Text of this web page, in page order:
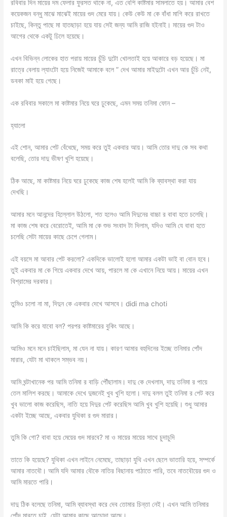
রবিবার দিন মায়ের দম ফেলার ফুরসত থাকে না, এত বেশি কাষ্টমার সামলাতে হয়। আমার বেশ
কয়েকজন বন্ধু মাঝে মাঝেই মায়ের গুদ মেরে যায়। কেউ কেউ মা কে বাঁধা মাগি করে রাখতে
চাইছে, কিন্তু পাছে মা হাতছাড়া হয়ে যায় সেই জন্য আমি রাজি হইনাই। মায়ের গুদ টাও
আগের থেকে একটু ঢিলে হয়েছে।
এখন বিভিন্ন লোকের হাত পরায় মায়ের চুঁচি দুটো খোলতাই হয়ে আকারে বড় হয়েছে। মা
রাত্রে বেলায় ল্যাংটো হয়ে নিজেই আমাকে বলে ” দেখ আমার মাইদুটো এখন আর চুঁচি নেই,
ডবকা মাই হয়ে গেছে।
এক রবিবার সকালে মা কাষ্টমার নিয়ে ঘরে ঢুকেছে, এমন সময় তনিমা ফোন –
হ্যালো
এই শোন, আমার পেট বেঁধেছে, সময় করে তুই একবার আয়। আমি তোর দাদু কে সব কথা
বলেছি, তোর দাদু ভীষণ খুশি হয়েছে।
ঠিক আছে, মা কাষ্টমার নিয়ে ঘরে ঢুকেছে কাজ শেষ হলেই আমি কি ব্যাবস্থা করা যায়
দেখছি।
আমার মনে আনন্দের হিল্লোল উঠলো, শত হলেও আমি দিদুনের বাচ্চা র বাবা হতে চলেছি।
মা কাজ শেষ করে বেরোতেই, আমি মা কে শুভ সংবাদ টা দিলাম, যদিও আমি যে বাবা হতে
চলেছি সেটা মায়ের কাছে চেপে গেলাম।
এই বয়সে মা আবার পেট করলো? একদিকে ভালোই হলো আমার একটা ভাই বা বোন হবে।
তুই একবার মা কে গিয়ে একবার দেখে আয়, পারলে মা কে এখানে নিয়ে আয়। মায়ের এখন
বিশ্রামের দরকার।
তুমিও চলো না মা, দিদুন কে একবার দেখে আসবে। didi ma choti
আমি কি করে যাবো বল? পরপর কাষ্টমারের বুকিং আছে।
আমিও মনে মনে চাইছিলাম, মা যেন না যায়। কারণ আমার বহুদিনের ইচ্ছে তনিমার পোঁদ
মারার, যেটা মা থাকলে সম্ভব নয়।
আমি ঘন্টাখানেক পর আমি তনিমা র বাড়ি পৌঁছালাম। দাদু কে দেখলাম, দাদু তনিমা র পায়ে
তেল মালিশ করছে। আমাকে দেখে দুজনেই খুব খুশি হলো। দাদু বলল তুই তনিমা র পেট করে
খুব ভালো কাজ করেছিস, নাতি হয়ে দিদুর পেট করেছিস আমি খুব খুশি হয়েছি। শুধু আমার
একটা ইচ্ছে আছে, একবার যুথিকা র গুদ মারার।
তুমি কি গো? বাবা হয়ে মেয়ের গুদ মারবে? মা ও মায়ের মায়ের সাথে চুদাচুদি
তাতে কি হয়েছে? যুথিকা এখন লাইনে নেমেছে, তাছাড়া যুথি এখন ছেলে ভাতারি হয়ে, সম্পর্কে
আমার নাতবৌ। আমি যদি আমার বৌকে নাতির বিছানায় পাঠাতে পারি, তবে নাতবৌয়ের গুদ ও
আমি মারতে পারি।
দাদু ঠিক বলেছে‌ তনিমা, আমি ব্যাবস্থা করে দেব তোমার চিন্তা নেই। এখন আমি তনিমার